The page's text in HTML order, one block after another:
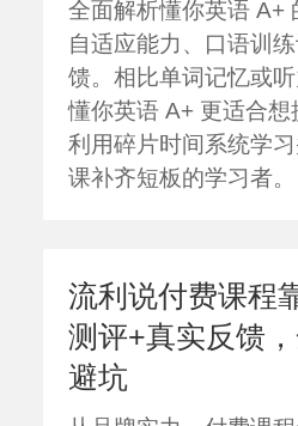
全面解析懂你英语 A+
自适应能力、口语训
馈。相比单词记忆或听
懂你英语 A+ 更适合想
利用碎片时间系统学
课补齐短板的学习者。
流利说付费课程
测评+真实反馈
避坑